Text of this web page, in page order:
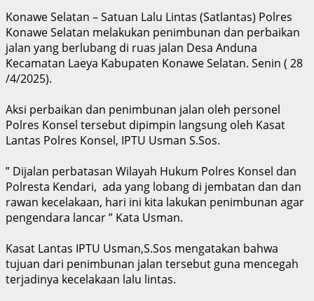
Konawe Selatan – Satuan Lalu Lintas (Satlantas) Polres
Konawe Selatan melakukan penimbunan dan perbaikan
jalan yang berlubang di ruas jalan Desa Anduna
Kecamatan Laeya Kabupaten Konawe Selatan. Senin ( 28
/4/2025).
Aksi perbaikan dan penimbunan jalan oleh personel
Polres Konsel tersebut dipimpin langsung oleh Kasat
Lantas Polres Konsel, IPTU Usman S.Sos.
” Dijalan perbatasan Wilayah Hukum Polres Konsel dan
Polresta Kendari, ada yang lobang di jembatan dan dan
rawan kecelakaan, hari ini kita lakukan penimbunan agar
pengendara lancar ” Kata Usman.
Kasat Lantas IPTU Usman,S.Sos mengatakan bahwa
tujuan dari penimbunan jalan tersebut guna mencegah
terjadinya kecelakaan lalu lintas.